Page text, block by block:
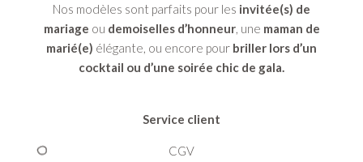
Nos modèles sont parfaits pour les invitée(s) de
mariage ou demoiselles d’honneur, une maman de
marié(e) élégante, ou encore pour briller lors d’un
cocktail ou d’une soirée chic de gala.
Service client
CGV